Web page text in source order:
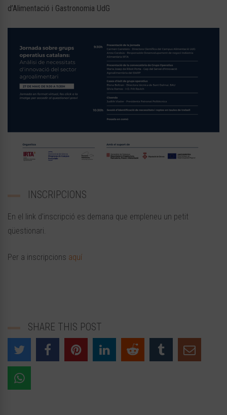
d’Alimentació i Gastronomia UdG
INSCRIPCIONS
En el link d’inscripció es demana que empleneu un petit
qüestionari.
Per a inscripcions aquí
SHARE THIS POST